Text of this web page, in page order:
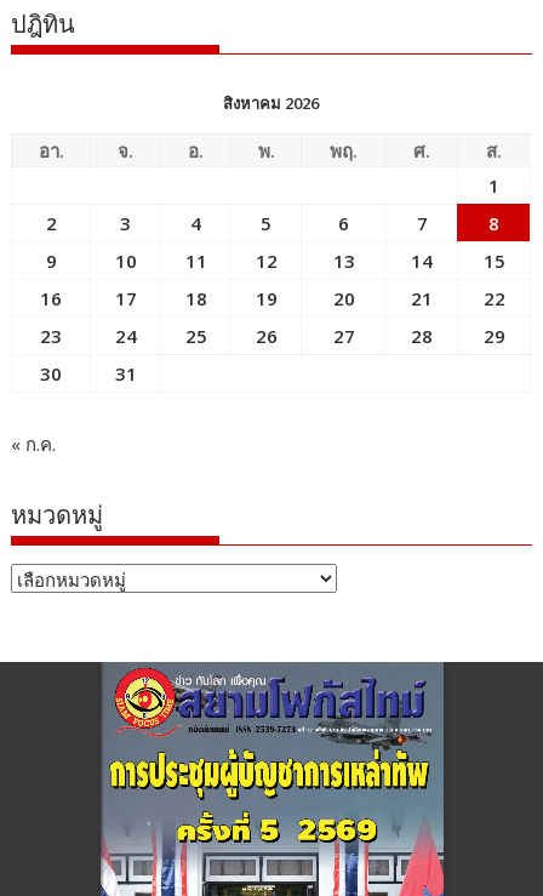
ปฎิทิน
สิงหาคม 2026
อา. จ. อ. พ. พฤ. ศ.
ส.
1
2
3 4 5 6 7
8
9
10 11 12 13 14
15
16
17 18 19 20 21
22
23
24 25 26 27 28
29
30
31
« ก.ค.
หมวดหมู่
หมวด